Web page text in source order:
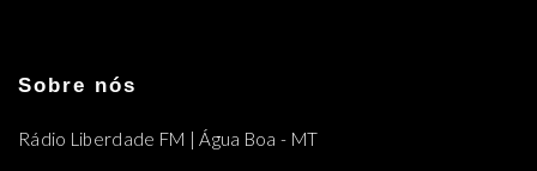
Sobre nós
Rádio Liberdade FM | Água Boa - MT